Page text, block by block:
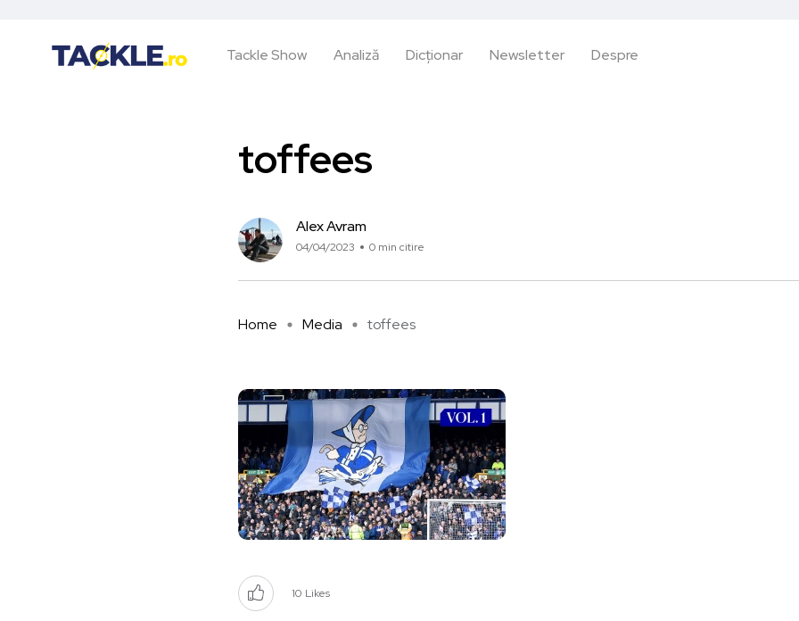
Tackle Show Analiză Dicționar Newsletter Despre
toffees
Alex Avram
04/04/2023 0 min citire
Home Media toffees
10 Likes